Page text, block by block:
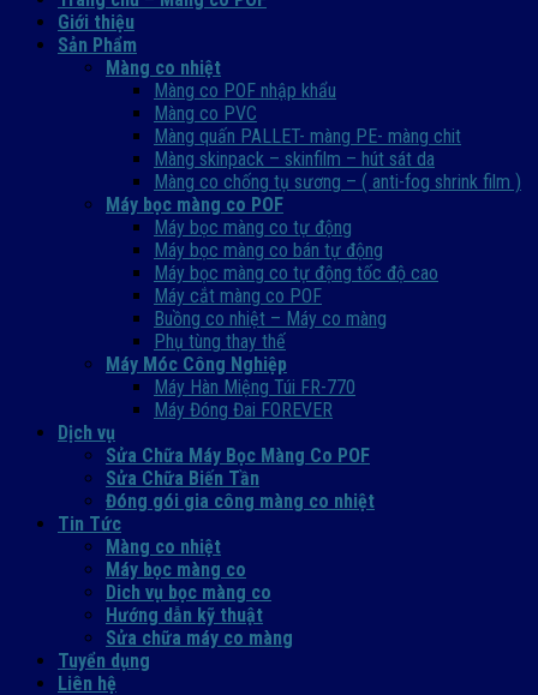
Giới thiệu
Sản Phẩm
Màng co nhiệt
Màng co POF nhập khẩu
Màng co PVC
Màng quấn PALLET- màng PE- màng chit
Màng skinpack – skinfilm – hút sát da
Màng co chống tụ sương – ( anti-fog shrink film )
Máy bọc màng co POF
Máy bọc màng co tự động
Máy bọc màng co bán tự động
Máy bọc màng co tự động tốc độ cao
Máy cắt màng co POF
Buồng co nhiệt – Máy co màng
Phụ tùng thay thế
Máy Móc Công Nghiệp
Máy Hàn Miệng Túi FR-770
Máy Đóng Đai FOREVER
Dịch vụ
Sửa Chữa Máy Bọc Màng Co POF
Sửa Chữa Biến Tần
Đóng gói gia công màng co nhiệt
Tin Tức
Màng co nhiệt
Máy bọc màng co
Dich vụ bọc màng co
Hướng dẫn kỹ thuật
Sửa chữa máy co màng
Tuyển dụng
Liên hệ